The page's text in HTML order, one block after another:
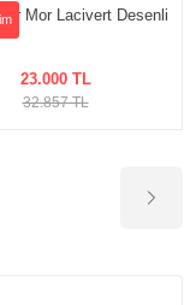
Mor Lacivert Desenli
23.000 TL
32.857 TL